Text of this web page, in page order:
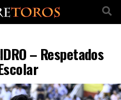
– Respetados